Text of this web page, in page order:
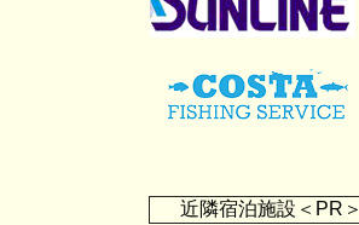
近隣宿泊施設＜PR＞